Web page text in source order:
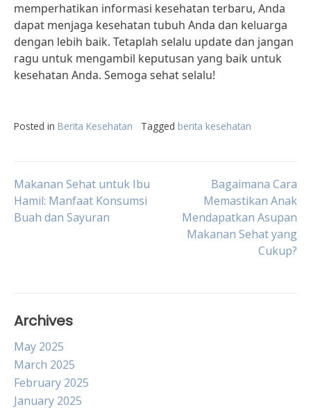
memperhatikan informasi kesehatan terbaru, Anda
dapat menjaga kesehatan tubuh Anda dan keluarga
dengan lebih baik. Tetaplah selalu update dan jangan
ragu untuk mengambil keputusan yang baik untuk
kesehatan Anda. Semoga sehat selalu!
Posted in Berita Kesehatan Tagged berita kesehatan
Post
navigation
Makanan Sehat untuk Ibu
Hamil: Manfaat Konsumsi
Buah dan Sayuran
Bagaimana Cara
Memastikan Anak
Mendapatkan Asupan
Makanan Sehat yang
Cukup?
Archives
May 2025
March 2025
February 2025
January 2025